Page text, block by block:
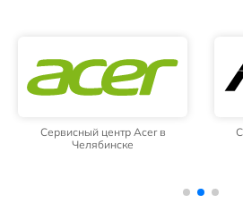
Сервисный центр Acer в
Челябинске